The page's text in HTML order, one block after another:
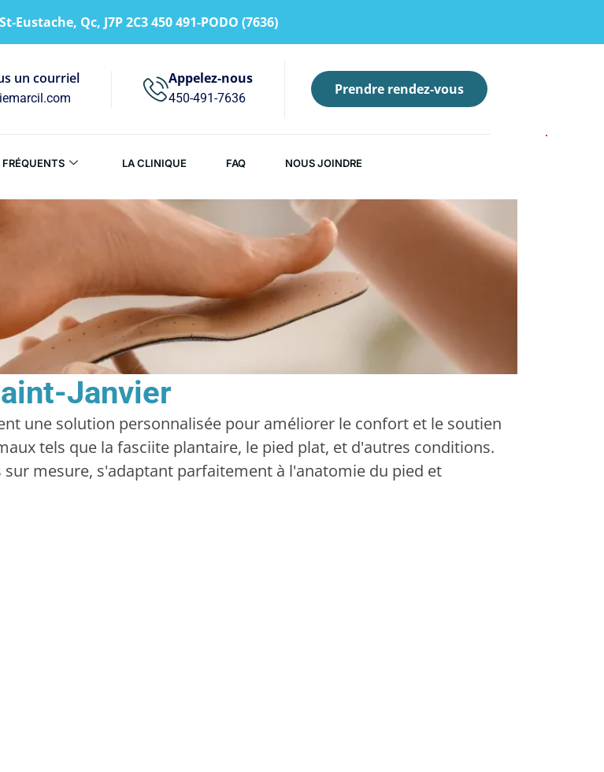
Eustache, Qc, J7P 2C3 450 491-PODO (7636)
un courriel Appelez-nous
450-491-7636 Prendre rendez-vous
FRÉQUENTS LA CLINIQUE FAQ NOUS JOINDRE
Janvier
une solution personnalisée pour améliorer le confort et le soutien
tels que la fasciite plantaire, le pied plat, et d'autres conditions.
sur mesure, s'adaptant parfaitement à l'anatomie du pied et